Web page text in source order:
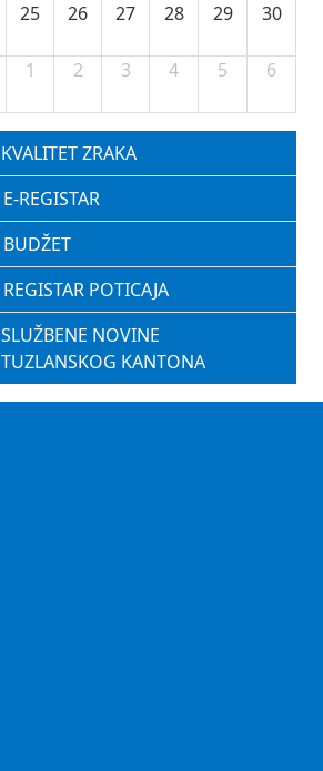
25 26 27 28 29 30
1 2 3 4 5 6
KVALITET ZRAKA
E-REGISTAR
BUDŽET
REGISTAR POTICAJA
SLUŽBENE NOVINE
TUZLANSKOG KANTONA